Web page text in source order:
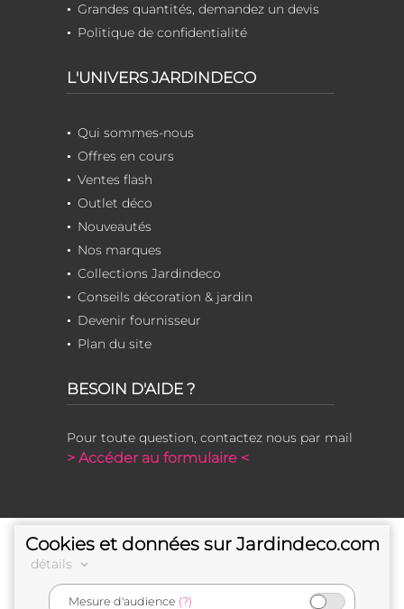
Grandes quantités, demandez un devis
Politique de confidentialité
L'UNIVERS JARDINDECO
Qui sommes-nous
Offres en cours
Ventes flash
Outlet déco
Nouveautés
Nos marques
Collections Jardindeco
Conseils décoration & jardin
Devenir fournisseur
Plan du site
BESOIN D'AIDE ?
Pour toute question, contactez nous par mail
> Accéder au formulaire <
Cookies et données sur Jardindeco.com
détails
Mesure d'audience (?)